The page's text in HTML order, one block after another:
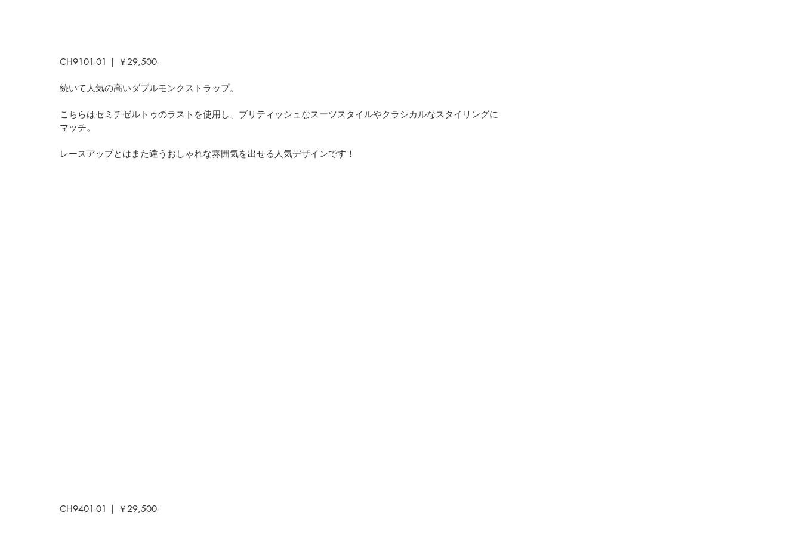
CH9101-01 | ￥29,500-
続いて人気の高いダブルモンクストラップ。
こちらはセミチゼルトゥのラストを使用し、ブリティッシュなスーツスタイルやクラシカルなスタイリングに
マッチ。
レースアップとはまた違うおしゃれな雰囲気を出せる人気デザインです！
CH9401-01 | ￥29,500-